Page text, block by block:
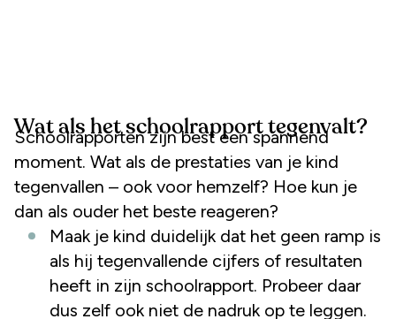
Wat als het schoolrapport tegenvalt?
Schoolrapporten zijn best een spannend
moment. Wat als de prestaties van je kind
tegenvallen – ook voor hemzelf? Hoe kun je
dan als ouder het beste reageren?
Maak je kind duidelijk dat het geen ramp is
als hij tegenvallende cijfers of resultaten
heeft in zijn schoolrapport. Probeer daar
dus zelf ook niet de nadruk op te leggen.